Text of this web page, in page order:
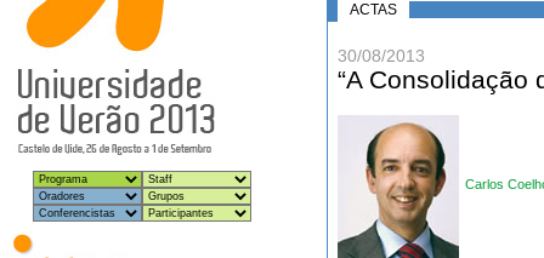
ACTAS
30/08/2013
“A Consolidação
Carlos